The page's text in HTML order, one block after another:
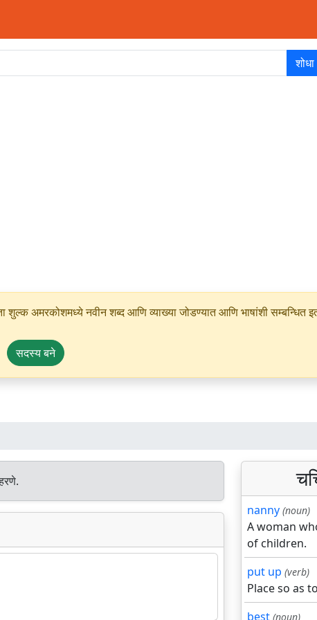
शोधा
अमरकोशमध्ये नवीन शब्द आणि व्याख्या जोडण्यात आणि भाषांशी सम्बन्धित
सदस्य बने
nanny (noun)
A woman
of children.
put up (verb)
Place so as
best (noun)